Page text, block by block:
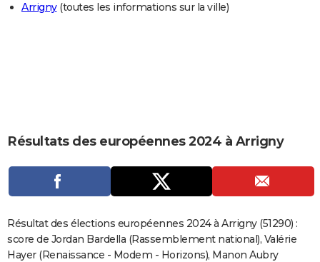
Alimentation
Guide de la santé
Maladies
Médicaments
Sommeil
VOYAGE
Dictionnaire
Biographies
Expressions
Proverbes
PROGRAMME TV
S'inscrire
Se connecter
Lycées
Collèges
Primaires
Universités
Entreprises
Service militaire
Avis de recherche
AVIS DE DÉCÈS
Arrigny(toutes les informations sur la ville)
Résultats des européennes 2024 à Arrigny
Résultat des élections européennes 2024 à Arrigny (51290) :
score de Jordan Bardella (Rassemblement national), Valérie
Hayer (Renaissance - Modem - Horizons), Manon Aubry